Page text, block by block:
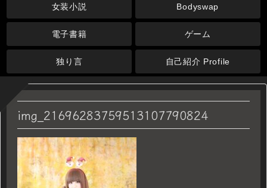
女装小説 Bodyswap
電子書籍 ゲーム
独り言 自己紹介 Profile
img_21696283759513107790824